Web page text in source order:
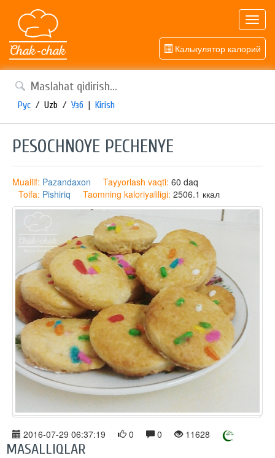
Калькулятор калорий
Рус / Uzb / Узб | Kirish
PESOCHNOYE PECHENYE
Muallif: Pazandaxon Tayyorlash vaqti: 60 daq
Toifa: Pishiriq Taomning kaloriyaliligi: 2506.1 ккал
2016-07-29 06:37:19 0 0 11628
MASALLIQLAR